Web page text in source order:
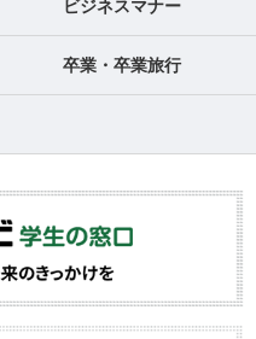
ビジネスマナー
卒業・卒業旅行